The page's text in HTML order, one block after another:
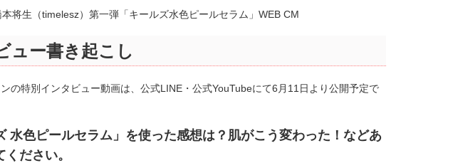
ュー書き起こし
ンの特別インタビュー動画は、公式LINE・公式YouTubeにて6月11日より公開予定で
水色ピールセラム」を使った感想は？肌がこう変わった！などあ
ださい。